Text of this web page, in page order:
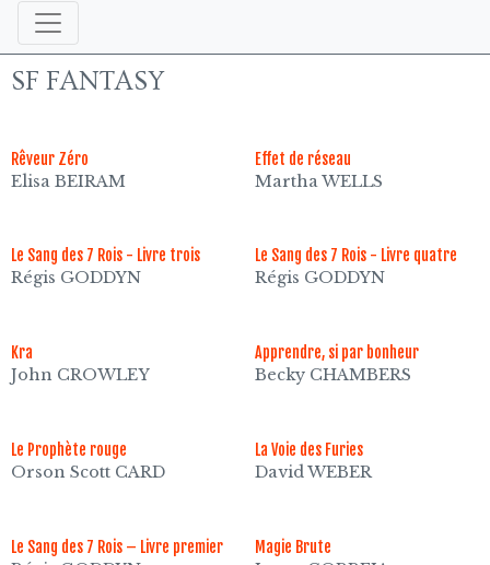
SF FANTASY
Rêveur Zéro
Elisa BEIRAM
Effet de réseau
Martha WELLS
Le Sang des 7 Rois - Livre trois
Régis GODDYN
Le Sang des 7 Rois - Livre quatre
Régis GODDYN
Kra
John CROWLEY
Apprendre, si par bonheur
Becky CHAMBERS
Le Prophète rouge
Orson Scott CARD
La Voie des Furies
David WEBER
Le Sang des 7 Rois – Livre premier Magie Brute